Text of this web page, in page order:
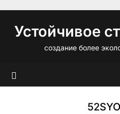
содержимому
Устойчивое
создание более